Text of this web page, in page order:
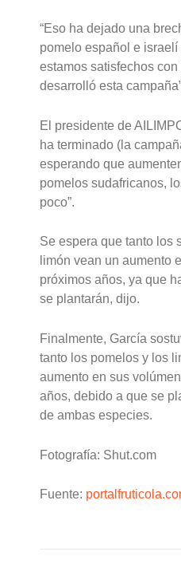
“Eso ha dejado una
pomelo español e
estamos satisfechos
desarrolló esta
El presidente de
ha terminado (la
esperando que
pomelos sudafricanos,
poco”.
Se espera que tanto los
limón vean un aumento
próximos años, ya que
se plantarán, dijo.
Finalmente, García
tanto los pomelos y los
aumento en sus
años, debido a que se
de ambas especies.
Fotografía: Shut.com
Fuente: